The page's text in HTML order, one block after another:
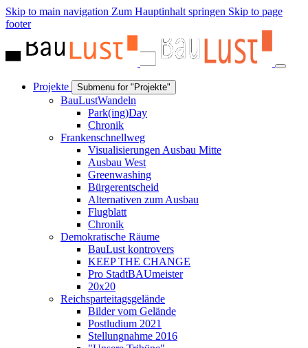
Skip to main navigation Zum Hauptinhalt springen Skip to page
footer
Projekte Submenu for "Projekte"
BauLustWandeln
Park(ing)Day
Chronik
Frankenschnellweg
Visualisierungen Ausbau Mitte
Ausbau West
Greenwashing
Bürgerentscheid
Alternativen zum Ausbau
Flugblatt
Chronik
Demokratische Räume
BauLust kontrovers
KEEP THE CHANGE
Pro StadtBAUmeister
20x20
Reichsparteitagsgelände
Bilder vom Gelände
Postludium 2021
Stellungnahme 2016